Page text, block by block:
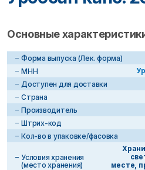
Основные
Форма выпуска (Лек. форма)
МНН
Доступен для доставки
Страна
Производитель
Штрих-код
Кол-во в упаковке/фасовка
Условия хранения
(место хранения)
месте,